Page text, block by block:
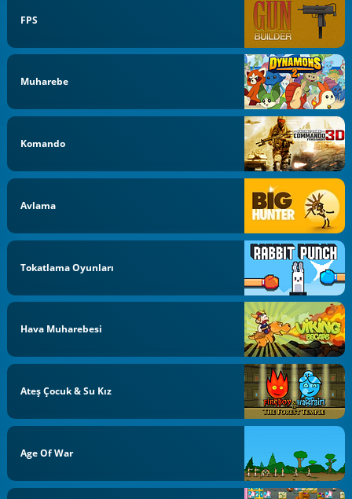
FPS
Muharebe
Komando
Avlama
Tokatlama Oyunları
Hava Muharebesi
Ateş Çocuk & Su Kız
Age Of War